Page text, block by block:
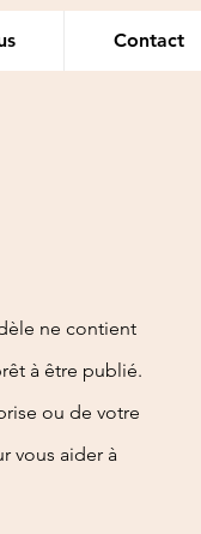
Contact
ne contient
à être publié.
ou de votre
vous aider à